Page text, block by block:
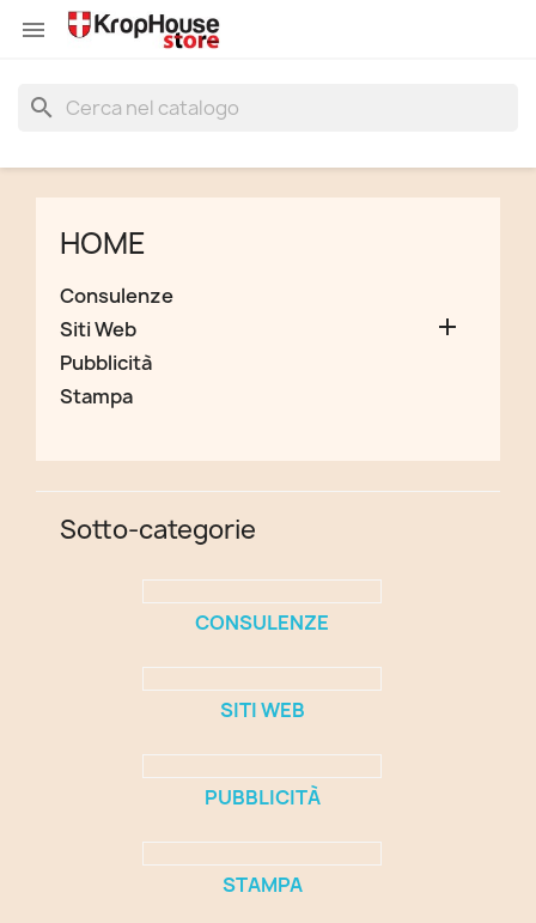

search
HOME
Consulenze
Siti Web

Pubblicità
Stampa
Sotto-categorie
CONSULENZE
SITI WEB
PUBBLICITÀ
STAMPA